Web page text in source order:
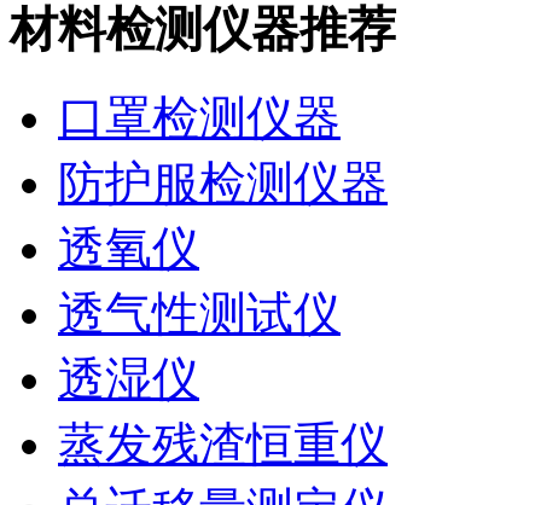
材料检测仪器推荐
口罩检测仪器
防护服检测仪器
透氧仪
透气性测试仪
透湿仪
蒸发残渣恒重仪